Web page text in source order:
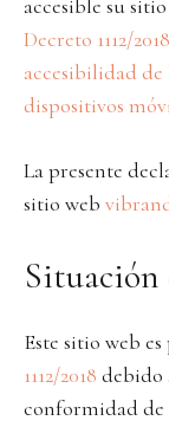
accesible su
Decreto 1112/
accesibilidad de
dispositivos
La presente
sitio web
Este sitio web
1112/2018 debido
conformidad de